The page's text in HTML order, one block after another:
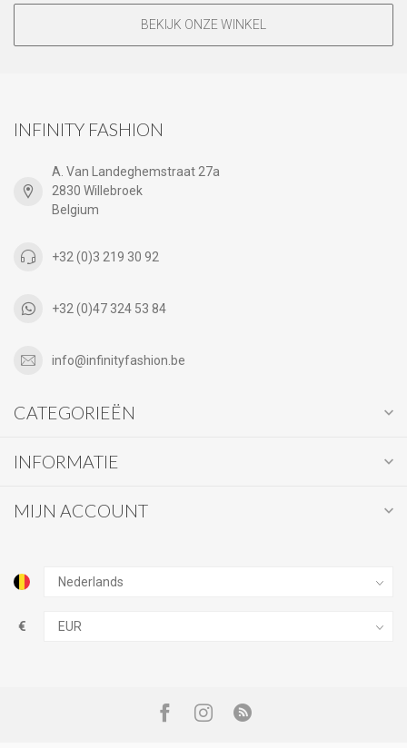
BEKIJK ONZE WINKEL
INFINITY FASHION
A. Van Landeghemstraat 27a
2830 Willebroek
Belgium
+32 (0)3 219 30 92
+32 (0)47 324 53 84
info@infinityfashion.be
CATEGORIEËN
INFORMATIE
MIJN ACCOUNT
€